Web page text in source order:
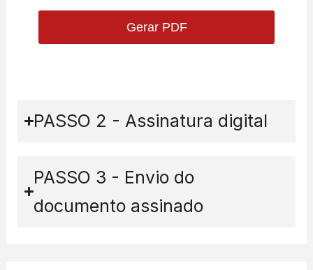
PASSO 2 - Assinatura digital
PASSO 3 - Envio do
documento assinado